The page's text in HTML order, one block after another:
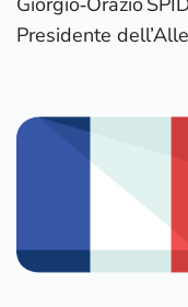
Presidente